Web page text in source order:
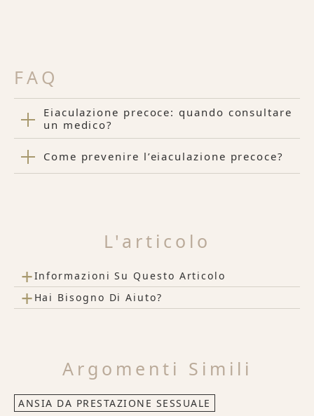
FAQ
Eiaculazione precoce: quando consultare
un medico?
Come prevenire l’eiaculazione precoce?
L'articolo
+Informazioni Su Questo Articolo
+ Hai Bisogno Di Aiuto?
Argomenti Simili
ANSIA DA PRESTAZIONE SESSUALE